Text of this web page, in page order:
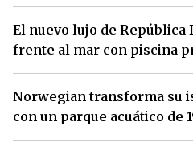
El nuevo lujo de República
frente al mar con piscina
Norwegian transforma su
con un parque acuático de